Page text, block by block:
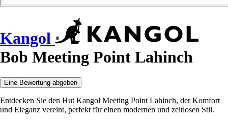
Kangol
Bob Meeting Point Lahinch
Eine Bewertung abgeben
Entdecken Sie den Hut Kangol Meeting Point Lahinch, der Komfort
und Eleganz vereint, perfekt für einen modernen und zeitlosen Stil.